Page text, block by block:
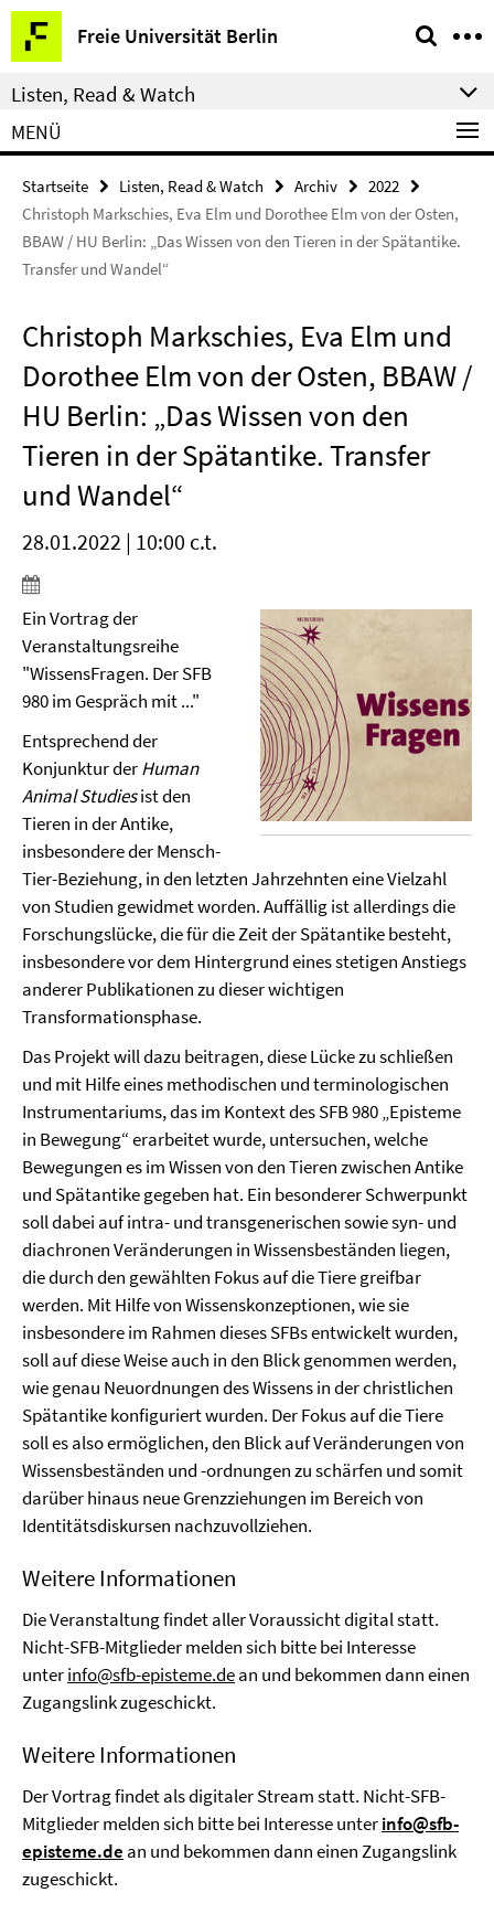
Springe
direkt
zu
Inhalt
Freie Universität Berlin
Service-
Navigation
Listen, Read & Watch
MENÜ
Startseite Listen, Read & Watch Archiv
2022
Christoph Markschies, Eva Elm und Dorothee Elm von der Osten,
BBAW / HU Berlin: „Das Wissen von den Tieren in der Spätantike.
Transfer und Wandel“
Christoph Markschies, Eva Elm und
Dorothee Elm von der Osten, BBAW /
HU Berlin: „Das Wissen von den
Tieren in der Spätantike. Transfer
und Wandel“
28.01.2022 | 10:00 c.t.
Ein Vortrag der
Veranstaltungsreihe
"WissensFragen. Der SFB
980 im Gespräch mit ..."
Entsprechend der
Konjunktur derHuman
Animal Studiesist den
Tieren in der Antike,
insbesondere der Mensch-
Tier-Beziehung, in den letzten Jahrzehnten eine Vielzahl
von Studien gewidmet worden. Auffällig ist allerdings die
Forschungslücke, die für die Zeit der Spätantike besteht,
insbesondere vor dem Hintergrund eines stetigen Anstiegs
anderer Publikationen zu dieser wichtigen
Transformationsphase.
Das Projekt will dazu beitragen, diese Lücke zu schließen
und mit Hilfe eines methodischen und terminologischen
Instrumentariums, das im Kontext des SFB 980 „Episteme
in Bewegung“ erarbeitet wurde, untersuchen, welche
Bewegungen es im Wissen von den Tieren zwischen Antike
und Spätantike gegeben hat. Ein besonderer Schwerpunkt
soll dabei auf intra- und transgenerischen sowie syn- und
diachronen Veränderungen in Wissensbeständen liegen,
die durch den gewählten Fokus auf die Tiere greifbar
werden. Mit Hilfe von Wissenskonzeptionen, wie sie
insbesondere im Rahmen dieses SFBs entwickelt wurden,
soll auf diese Weise auch in den Blick genommen werden,
wie genau Neuordnungen des Wissens in der christlichen
Spätantike konfiguriert wurden. Der Fokus auf die Tiere
soll es also ermöglichen, den Blick auf Veränderungen von
Wissensbeständen und -ordnungen zu schärfen und somit
darüber hinaus neue Grenzziehungen im Bereich von
Identitätsdiskursen nachzuvollziehen.
Weitere Informationen
Die Veranstaltung findet aller Voraussicht digital statt.
Nicht-SFB-Mitglieder melden sich bitte bei Interesse
unterinfo@sfb-episteme.dean und bekommen dann einen
Zugangslink zugeschickt.
Weitere Informationen
Der Vortrag findet als digitaler Stream statt. Nicht-SFB-
Mitglieder melden sich bitte bei Interesse unterinfo@sfb-
episteme.de an und bekommen dann einen Zugangslink
zugeschickt.